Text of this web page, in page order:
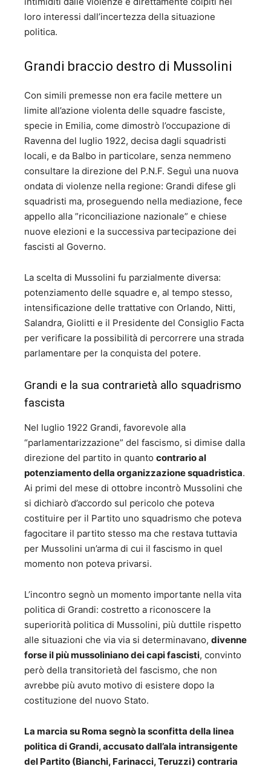
loro interessi dall’incertezza della situazione
politica.
Grandi braccio destro di Mussolini
Con simili premesse non era facile mettere un
limite all’azione violenta delle squadre fasciste,
specie in Emilia, come dimostrò l’occupazione di
Ravenna del luglio 1922, decisa dagli squadristi
locali, e da Balbo in particolare, senza nemmeno
consultare la direzione del P.N.F. Seguì una nuova
ondata di violenze nella regione: Grandi difese gli
squadristi ma, proseguendo nella mediazione, fece
appello alla ”riconciliazione nazionale” e chiese
nuove elezioni e la successiva partecipazione dei
fascisti al Governo.
La scelta di Mussolini fu parzialmente diversa:
potenziamento delle squadre e, al tempo stesso,
intensificazione delle trattative con Orlando, Nitti,
Salandra, Giolitti e il Presidente del Consiglio Facta
per verificare la possibilità di percorrere una strada
parlamentare per la conquista del potere.
Grandi e la sua contrarietà allo squadrismo
fascista
Nel luglio 1922 Grandi, favorevole alla
“parlamentarizzazione” del fascismo, si dimise dalla
direzione del partito in quanto contrario al
potenziamento della organizzazione squadristica.
Ai primi del mese di ottobre incontrò Mussolini che
si dichiarò d’accordo sul pericolo che poteva
costituire per il Partito uno squadrismo che poteva
fagocitare il partito stesso ma che restava tuttavia
per Mussolini un’arma di cui il fascismo in quel
momento non poteva privarsi.
L’incontro segnò un momento importante nella vita
politica di Grandi: costretto a riconoscere la
superiorità politica di Mussolini, più duttile rispetto
alle situazioni che via via si determinavano, divenne
forse il più mussoliniano dei capi fascisti, convinto
però della transitorietà del fascismo, che non
avrebbe più avuto motivo di esistere dopo la
costituzione del nuovo Stato.
La marcia su Roma segnò la sconfitta della linea
politica di Grandi, accusato dall’ala intransigente
del Partito (Bianchi, Farinacci, Teruzzi) contraria